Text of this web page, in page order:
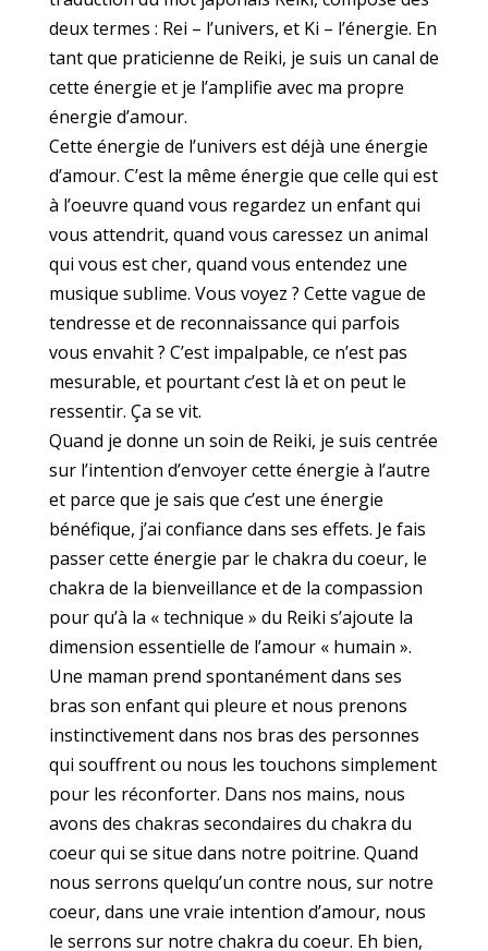
deux termes : Rei – l’univers, et Ki – l’énergie. En
tant que praticienne de Reiki, je suis un canal de
cette énergie et je l’amplifie avec ma propre
énergie d’amour.
Cette énergie de l’univers est déjà une énergie
d’amour. C’est la même énergie que celle qui est
à l’oeuvre quand vous regardez un enfant qui
vous attendrit, quand vous caressez un animal
qui vous est cher, quand vous entendez une
musique sublime. Vous voyez ? Cette vague de
tendresse et de reconnaissance qui parfois
vous envahit ? C’est impalpable, ce n’est pas
mesurable, et pourtant c’est là et on peut le
ressentir. Ça se vit.
Quand je donne un soin de Reiki, je suis centrée
sur l’intention d’envoyer cette énergie à l’autre
et parce que je sais que c’est une énergie
bénéfique, j’ai confiance dans ses effets. Je fais
passer cette énergie par le chakra du coeur, le
chakra de la bienveillance et de la compassion
pour qu’à la « technique » du Reiki s’ajoute la
dimension essentielle de l’amour « humain ».
Une maman prend spontanément dans ses
bras son enfant qui pleure et nous prenons
instinctivement dans nos bras des personnes
qui souffrent ou nous les touchons simplement
pour les réconforter. Dans nos mains, nous
avons des chakras secondaires du chakra du
coeur qui se situe dans notre poitrine. Quand
nous serrons quelqu’un contre nous, sur notre
coeur, dans une vraie intention d’amour, nous
le serrons sur notre chakra du coeur. Eh bien,